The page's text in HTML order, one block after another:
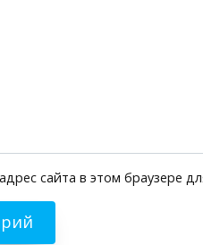
сайта в этом браузере